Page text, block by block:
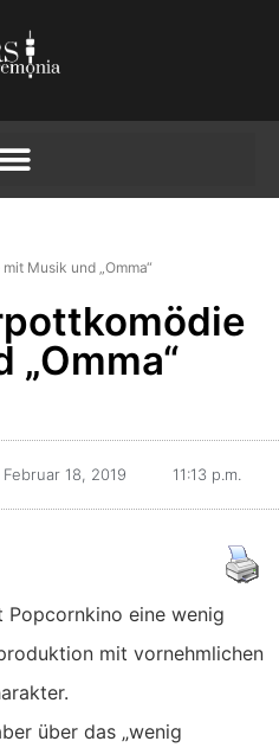
Musik und „Omma“
Februar 18, 2019 11:13 p.m.
Popcornkino eine wenig
mit vornehmlichen
über das „wenig